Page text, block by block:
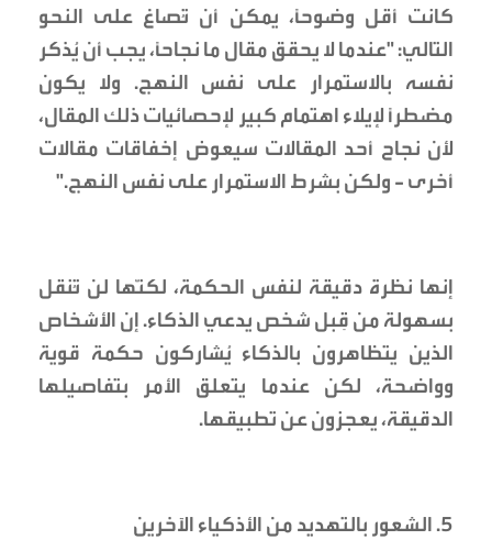
كانت أقل وضوحاً، يمكن أن تُصاغ على النحو
التالي: "عندما لا يحقق مقال ما نجاحاً، يجب أن يُذكر
نفسه بالاستمرار على نفس النهج. ولا يكون
مضطراً لإيلاء اهتمام كبير لإحصائيات ذلك المقال،
لأن نجاح أحد المقالات سيعوض إخفاقات مقالات
أخرى - ولكن بشرط الاستمرار على نفس النهج."
إنها نظرة دقيقة لنفس الحكمة، لكنّها لن تُنقل
بسهولة من قِبل شخص يدعي الذكاء. إن الأشخاص
الذين يتظاهرون بالذكاء يُشاركون حكمة قوية
وواضحة، لكن عندما يتعلق الأمر بتفاصيلها
الدقيقة، يعجزون عن تطبيقها.
5. الشعور بالتهديد من الأذكياء الآخرين